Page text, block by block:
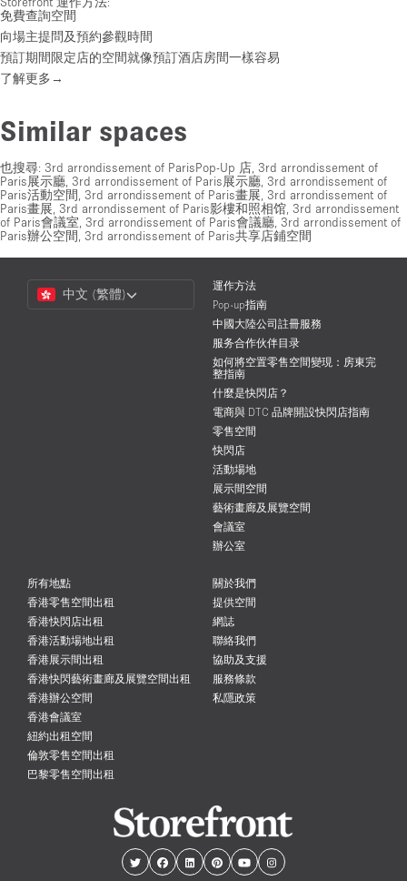
免費查詢空間
向場主提問及預約參觀時間
預訂期間限定店的空間就像預訂酒店房間一樣容易
了解更多→
Similar spaces
也搜尋: 3rd arrondissement of ParisPop-Up 店 3rd arrondissement of
Paris展示廳 3rd arrondissement of Paris展示廳 3rd arrondissement of
Paris活動空間 3rd arrondissement of Paris畫展 3rd arrondissement of
Paris畫展 3rd arrondissement of Paris影樓和照相馆 3rd arrondissement
of Paris會議室 3rd arrondissement of Paris會議廳 3rd arrondissement of
Paris辦公空間 3rd arrondissement of Paris共享店鋪空間
Choose
Language
中文 (繁體)
運作方法
Pop-up指南
中國大陸公司註冊服務
服务合作伙伴目录
如何將空置零售空間變現：房東完
整指南
什麼是快閃店？
電商與 DTC 品牌開設快閃店指南
零售空間
快閃店
活動場地
展示間空間
藝術畫廊及展覽空間
會議室
辦公室
所有地點
香港零售空間出租
香港快閃店出租
香港活動場地出租
香港展示間出租
香港快閃藝術畫廊及展覽空間出租
香港辦公空間
香港會議室
紐約出租空間
倫敦零售空間出租
巴黎零售空間出租
關於我們
提供空間
網誌
聯絡我們
協助及支援
服務條款
私隱政策